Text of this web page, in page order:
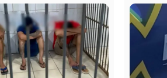
sexta-feira, 07/08/2026 às 09:38